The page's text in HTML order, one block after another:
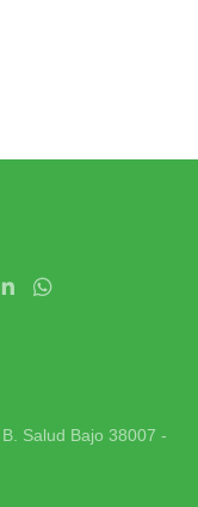
Salud Bajo 38007 -